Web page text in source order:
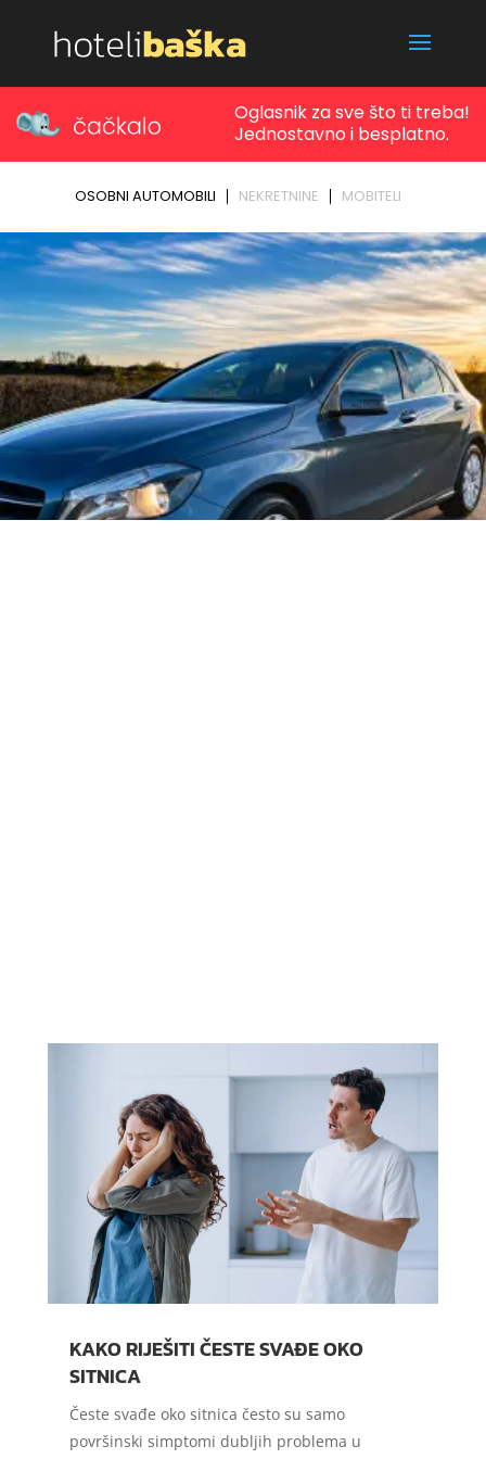
KAKO RIJEŠITI ČESTE SVAĐE OKO
SITNICA
Česte svađe oko sitnica često su samo
površinski simptomi dubljih problema u